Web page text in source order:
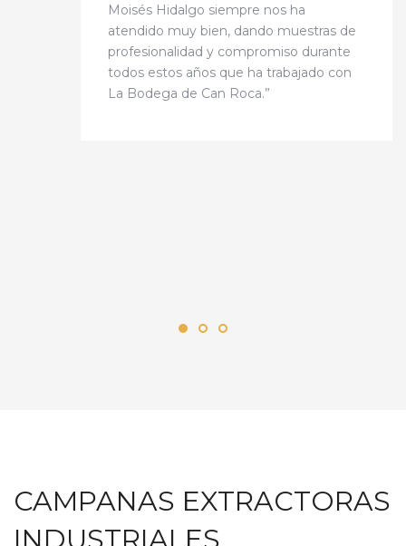
Moisés Hidalgo siempre nos ha
atendido muy bien, dando muestras de
profesionalidad y compromiso durante
todos estos años que ha trabajado con
La Bodega de Can Roca.”
CAMPANAS EXTRACTORAS
INDUSTRIALES